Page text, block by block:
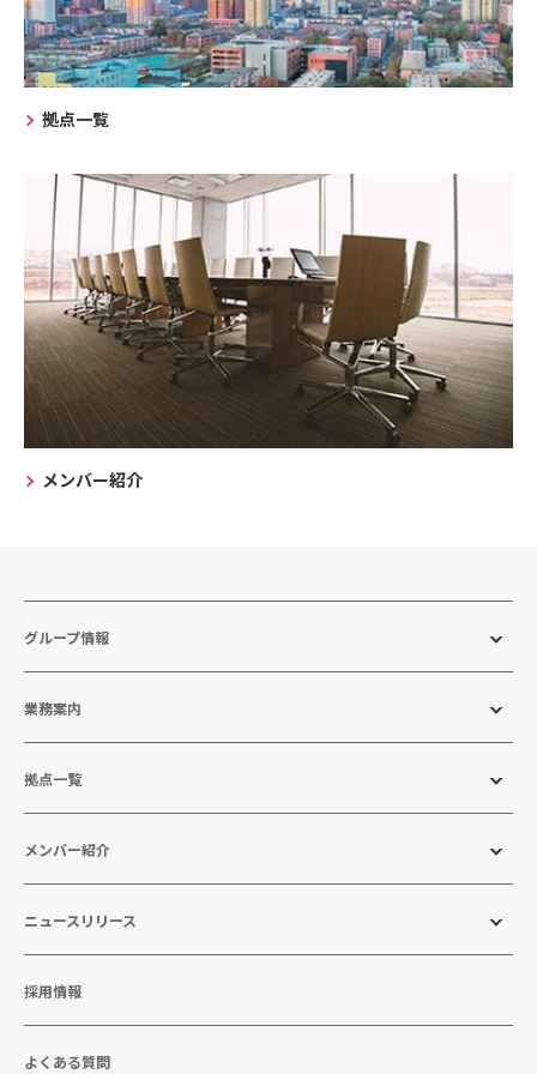
拠点一覧
メンバー紹介
グループ情報
業務案内
拠点一覧
メンバー紹介
ニュースリリース
採用情報
よくある質問